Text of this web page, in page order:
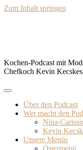
Zum Inhalt springen
Kochen-Podcast mit
Chefkoch Kevin Kecskes
Über den Podcast
Wer macht den
Nina-
Kevin
Unsere Menüs
Ostermenü